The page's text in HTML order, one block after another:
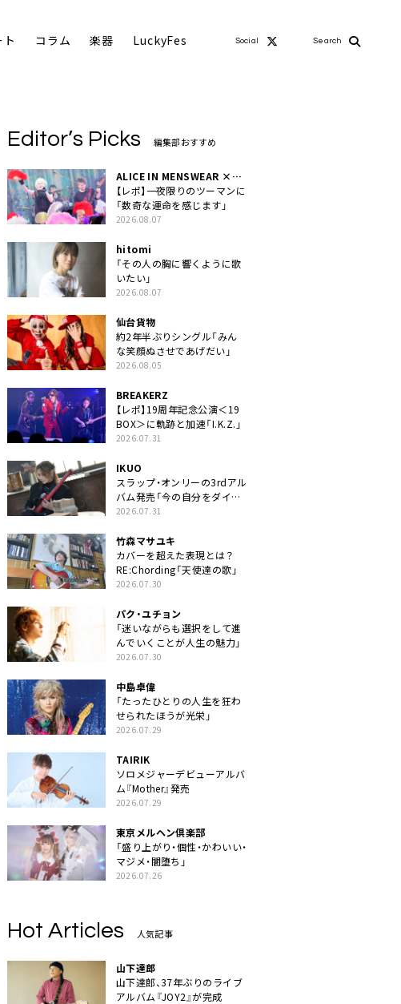
コラム 楽器 LuckyFes Social Search
Editor’s Picks 編集部おすすめ
ALICE IN MENSWEAR ×
MASCHERA
【レポ】一夜限りのツーマンに
「数奇な運命を感じます」
2026.08.07
hitomi
「その人の胸に響くように歌
いたい」
2026.08.07
仙台貨物
約2年半ぶりシングル「みん
な笑顔ぬさせであげだい」
2026.08.05
BREAKERZ
【レポ】19周年記念公演＜19
BOX＞に軌跡と加速「I.K.Z.」
2026.07.31
IKUO
スラップ・オンリーの3rdアル
バム発売「今の自分をダイレ
クトに」
2026.07.31
竹森マサユキ
カバーを超えた表現とは？
RE:Chording「天使達の歌」
2026.07.30
パク・ユチョン
「迷いながらも選択をして進
んでいくことが人生の魅力」
2026.07.30
中島卓偉
「たったひとりの人生を狂わ
せられたほうが光栄」
2026.07.29
TAIRIK
ソロメジャーデビューアルバ
ム『Mother』発売
2026.07.29
東京メルヘン倶楽部
「盛り上がり・個性・かわいい・
マジメ・闇堕ち」
2026.07.26
Hot Articles 人気記事
山下達郎
山下達郎、37年ぶりのライブ
アルバム『JOY2』が完成